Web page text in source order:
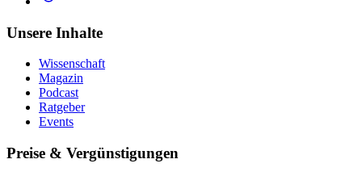
Unsere Inhalte
Wissenschaft
Magazin
Podcast
Ratgeber
Events
Preise & Vergünstigungen